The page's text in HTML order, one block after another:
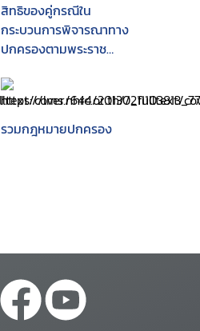
สิทธิของคู่กรณีใน
กระบวนการพิจารณาทาง
ปกครองตามพระราช
ทางปกครอง พ.ศ. 2539
รวมกฎหมายปกครอง